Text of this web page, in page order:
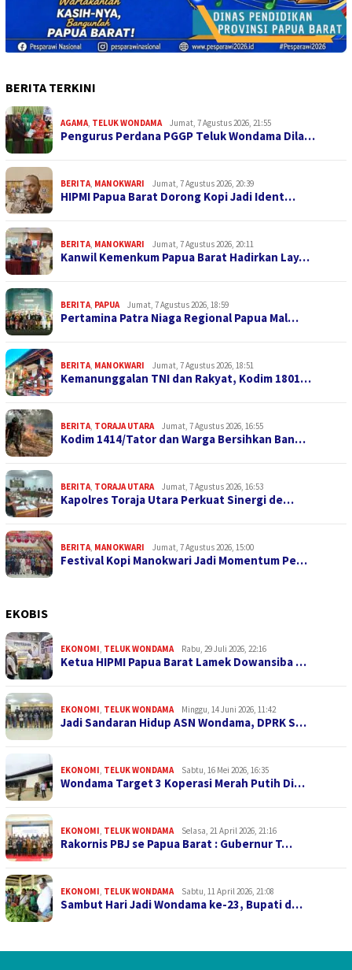
BERITA TERKINI
AGAMA, TELUK WONDAMA Jumat, 7 Agustus 2026, 21:55
Pengurus Perdana PGGP Teluk Wondama Dila…
BERITA, MANOKWARI Jumat, 7 Agustus 2026, 20:39
HIPMI Papua Barat Dorong Kopi Jadi Ident…
BERITA, MANOKWARI Jumat, 7 Agustus 2026, 20:11
Kanwil Kemenkum Papua Barat Hadirkan Lay…
BERITA, PAPUA Jumat, 7 Agustus 2026, 18:59
Pertamina Patra Niaga Regional Papua Mal…
BERITA, MANOKWARI Jumat, 7 Agustus 2026, 18:51
Kemanunggalan TNI dan Rakyat, Kodim 1801…
BERITA, TORAJA UTARA Jumat, 7 Agustus 2026, 16:55
Kodim 1414/Tator dan Warga Bersihkan Ban…
BERITA, TORAJA UTARA Jumat, 7 Agustus 2026, 16:53
Kapolres Toraja Utara Perkuat Sinergi de…
BERITA, MANOKWARI Jumat, 7 Agustus 2026, 15:00
Festival Kopi Manokwari Jadi Momentum Pe…
EKOBIS
EKONOMI, TELUK WONDAMA Rabu, 29 Juli 2026, 22:16
Ketua HIPMI Papua Barat Lamek Dowansiba …
EKONOMI, TELUK WONDAMA Minggu, 14 Juni 2026, 11:42
Jadi Sandaran Hidup ASN Wondama, DPRK S…
EKONOMI, TELUK WONDAMA Sabtu, 16 Mei 2026, 16:35
Wondama Target 3 Koperasi Merah Putih Di…
EKONOMI, TELUK WONDAMA Selasa, 21 April 2026, 21:16
Rakornis PBJ se Papua Barat : Gubernur T…
EKONOMI, TELUK WONDAMA Sabtu, 11 April 2026, 21:08
Sambut Hari Jadi Wondama ke-23, Bupati d…